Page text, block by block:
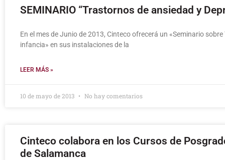
SEMINARIO “Trastornos de ansiedad y
En el mes de Junio de 2013, Cinteco ofrecerá un «Seminario
infancia» en sus instalaciones de la
LEER MÁS »
10 de mayo de 2013 No hay comentarios
Cinteco colabora en los Cursos de
de Salamanca